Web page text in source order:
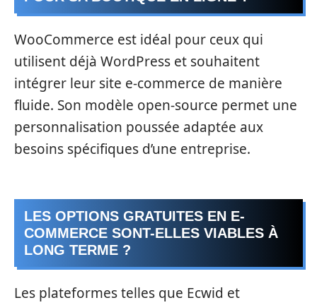
WooCommerce est idéal pour ceux qui
utilisent déjà WordPress et souhaitent
intégrer leur site e-commerce de manière
fluide. Son modèle open-source permet une
personnalisation poussée adaptée aux
besoins spécifiques d’une entreprise.
LES OPTIONS GRATUITES EN E-
COMMERCE SONT-ELLES VIABLES À
LONG TERME ?
Les plateformes telles que Ecwid et